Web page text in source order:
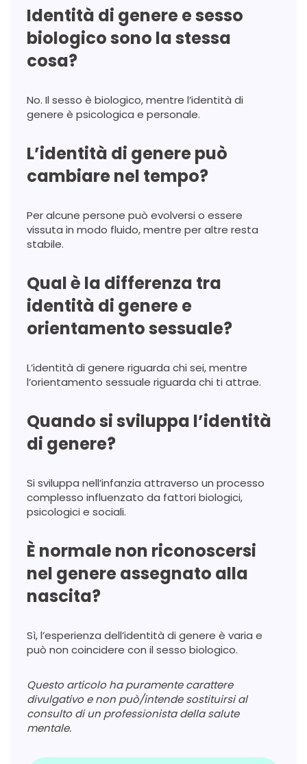
Identità di genere e sesso
biologico sono la stessa
cosa?
No. Il sesso è biologico, mentre l’identità di
genere è psicologica e personale.
L’identità di genere può
cambiare nel tempo?
Per alcune persone può evolversi o essere
vissuta in modo fluido, mentre per altre resta
stabile.
Qual è la differenza tra
identità di genere e
orientamento sessuale?
L’identità di genere riguarda chi sei, mentre
l’orientamento sessuale riguarda chi ti attrae.
Quando si sviluppa l’identità
di genere?
Si sviluppa nell’infanzia attraverso un processo
complesso influenzato da fattori biologici,
psicologici e sociali.
È normale non riconoscersi
nel genere assegnato alla
nascita?
Sì, l’esperienza dell’identità di genere è varia e
può non coincidere con il sesso biologico.
Questo articolo ha puramente carattere
divulgativo e non può/intende sostituirsi al
consulto di un professionista della salute
mentale.